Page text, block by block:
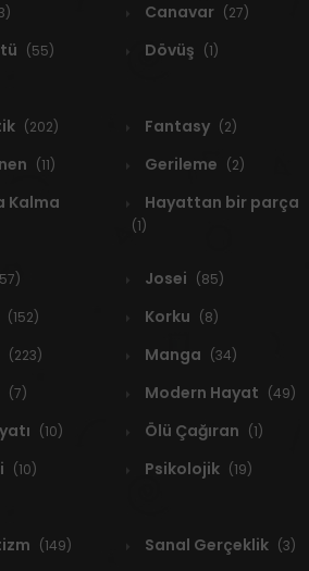
Canavar (27)
(55) Dövüş (1)
(202) Fantasy (2)
(11) Gerileme (2)
Kalma Hayattan bir parça
(1)
Josei (85)
(152) Korku (8)
(223) Manga (34)
(7) Modern Hayat (49)
(10) Ölü Çağıran (1)
(10) Psikolojik (19)
(149) Sanal Gerçeklik (3)